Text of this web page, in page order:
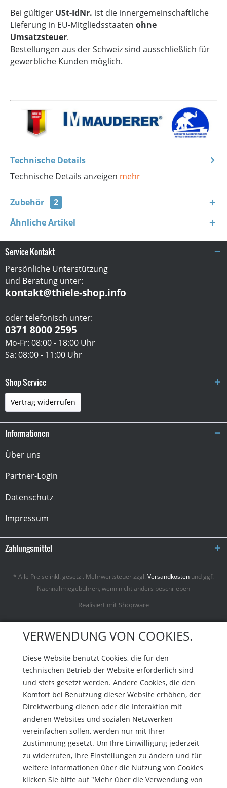
Bei gültiger USt-IdNr. ist die innergemeinschaftliche
Lieferung in EU-Mitgliedsstaaten ohne
Umsatzsteuer.
Bestellungen aus der Schweiz sind ausschließlich für
gewerbliche Kunden möglich.
Technische Details
Technische Details anzeigen mehr
Zubehör
2
Ähnliche Artikel
Service Kontakt
Persönliche Unterstützung
und Beratung unter:
kontakt@thiele-shop.info
oder telefonisch unter:
0371 8000 2595
Mo-Fr: 08:00 - 18:00 Uhr
Sa: 08:00 - 11:00 Uhr
Shop Service
Vertrag widerrufen
Informationen
Über uns
Partner-Login
Datenschutz
Impressum
Zahlungsmittel
* Alle Preise inkl. gesetzl. Mehrwertsteuer zzgl. Versandkosten und ggf.
Nachnahmegebühren, wenn nicht anders beschrieben
Realisiert mit Shopware
VERWENDUNG VON COOKIES.
Diese Website benutzt Cookies, die für den
technischen Betrieb der Website erforderlich sind
und stets gesetzt werden. Andere Cookies, die den
Komfort bei Benutzung dieser Website erhöhen, der
Direktwerbung dienen oder die Interaktion mit
anderen Websites und sozialen Netzwerken
vereinfachen sollen, werden nur mit Ihrer
Zustimmung gesetzt. Um Ihre Einwilligung jederzeit
zu widerrufen, Ihre Einstellungen zu ändern und für
weitere Informationen über die Nutzung von Cookies
klicken Sie bitte auf "Mehr über die Verwendung von